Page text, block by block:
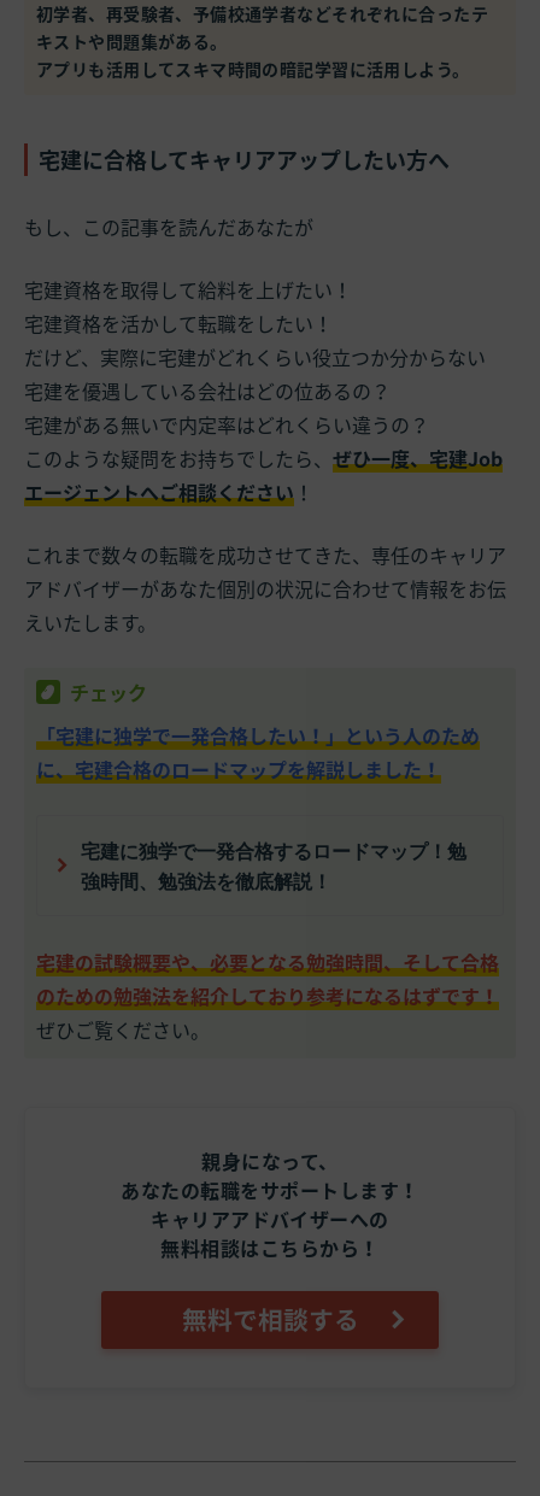
初学者、再受験者、予備校通学者などそれぞれに合ったテ
キストや問題集がある。
アプリも活用してスキマ時間の暗記学習に活用しよう。
宅建に合格してキャリアアップしたい方へ
もし、この記事を読んだあなたが
宅建資格を取得して給料を上げたい！
宅建資格を活かして転職をしたい！
だけど、実際に宅建がどれくらい役立つか分からない
宅建を優遇している会社はどの位あるの？
宅建がある無いで内定率はどれくらい違うの？
このような疑問をお持ちでしたら、 ぜひ一度、宅建Job
エージェントへご相談ください ！
これまで数々の転職を成功させてきた、専任のキャリア
アドバイザーがあなた個別の状況に合わせて情報をお伝
えいたします。
チェック
「宅建に独学で一発合格したい！」という人のため
に、宅建合格のロードマップを解説しました！
宅建に独学で一発合格するロードマップ！勉
強時間、勉強法を徹底解説！
宅建の試験概要や、必要となる勉強時間、そして合格
のための勉強法を紹介しており参考になるはずです！
ぜひご覧ください。
親身になって、
あなたの転職をサポートします！
キャリアアドバイザーへの
無料相談はこちらから！
無料で相談する